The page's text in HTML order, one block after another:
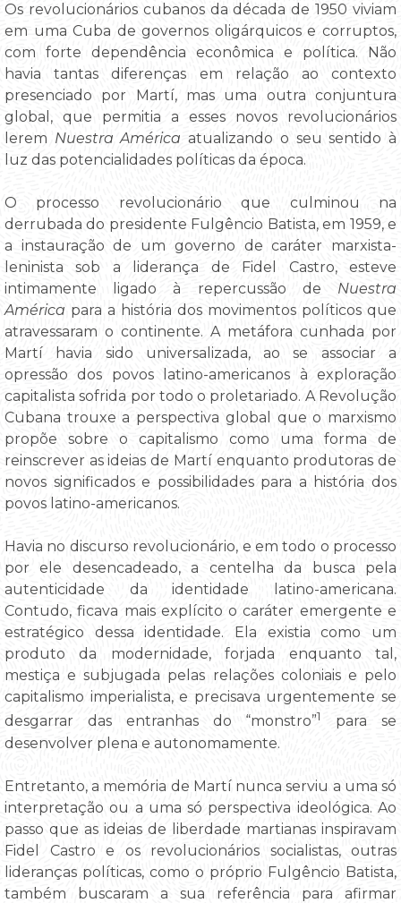
Os revolucionários cubanos da década de 1950 viviam
em uma Cuba de governos oligárquicos e corruptos,
com forte dependência econômica e política. Não
havia tantas diferenças em relação ao contexto
presenciado por Martí, mas uma outra conjuntura
global, que permitia a esses novos revolucionários
lerem Nuestra América atualizando o seu sentido à
luz das potencialidades políticas da época.
O processo revolucionário que culminou na
derrubada do presidente Fulgêncio Batista, em 1959, e
a instauração de um governo de caráter marxista-
leninista sob a liderança de Fidel Castro, esteve
intimamente ligado à repercussão de Nuestra
América para a história dos movimentos políticos que
atravessaram o continente. A metáfora cunhada por
Martí havia sido universalizada, ao se associar a
opressão dos povos latino-americanos à exploração
capitalista sofrida por todo o proletariado. A Revolução
Cubana trouxe a perspectiva global que o marxismo
propõe sobre o capitalismo como uma forma de
reinscrever as ideias de Martí enquanto produtoras de
novos significados e possibilidades para a história dos
povos latino-americanos.
Havia no discurso revolucionário, e em todo o processo
por ele desencadeado, a centelha da busca pela
autenticidade da identidade latino-americana.
Contudo, ficava mais explícito o caráter emergente e
estratégico dessa identidade. Ela existia como um
produto da modernidade, forjada enquanto tal,
mestiça e subjugada pelas relações coloniais e pelo
capitalismo imperialista, e precisava urgentemente se
desgarrar das entranhas do “monstro”1
para se
desenvolver plena e autonomamente.
Entretanto, a memória de Martí nunca serviu a uma só
interpretação ou a uma só perspectiva ideológica. Ao
passo que as ideias de liberdade martianas inspiravam
Fidel Castro e os revolucionários socialistas, outras
lideranças políticas, como o próprio Fulgêncio Batista,
também buscaram a sua referência para afirmar